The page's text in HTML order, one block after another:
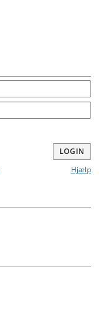
LOGIN
Hjælp